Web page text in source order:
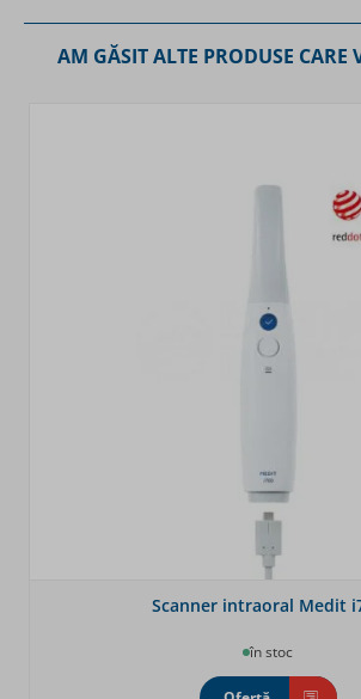
AM GĂSIT ALTE PRODUSE CARE
Scanner intraoral Medit
în stoc